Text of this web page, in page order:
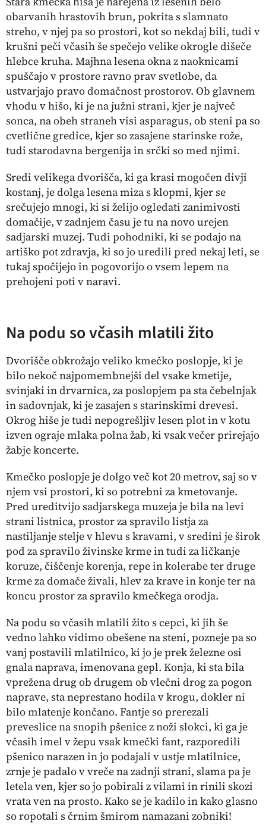
obarvanih hrastovih brun, pokrita s slamnato
streho, v njej pa so prostori, kot so nekdaj bili, tudi v
krušni peči včasih še spečejo velike okrogle dišeče
hlebce kruha. Majhna lesena okna z naoknicami
spuščajo v prostore ravno prav svetlobe, da
ustvarjajo pravo domačnost prostorov. Ob glavnem
vhodu v hišo, ki je na južni strani, kjer je največ
sonca, na obeh straneh visi asparagus, ob steni pa so
cvetlične gredice, kjer so zasajene starinske rože,
tudi starodavna bergenija in srčki so med njimi.
Sredi velikega dvorišča, ki ga krasi mogočen divji
kostanj, je dolga lesena miza s klopmi, kjer se
srečujejo mnogi, ki si želijo ogledati zanimivosti
domačije, v zadnjem času je tu na novo urejen
sadjarski muzej. Tudi pohodniki, ki se podajo na
artiško pot zdravja, ki so jo uredili pred nekaj leti, se
tukaj spočijejo in pogovorijo o vsem lepem na
prehojeni poti v naravi.
Na podu so včasih mlatili žito
Dvorišče obkrožajo veliko kmečko poslopje, ki je
bilo nekoč najpomembnejši del vsake kmetije,
svinjaki in drvarnica, za poslopjem pa sta čebelnjak
in sadovnjak, ki je zasajen s starinskimi drevesi.
Okrog hiše je tudi nepogrešljiv lesen plot in v kotu
izven ograje mlaka polna žab, ki vsak večer prirejajo
žabje koncerte.
Kmečko poslopje je dolgo več kot 20 metrov, saj so v
njem vsi prostori, ki so potrebni za kmetovanje.
Pred ureditvijo sadjarskega muzeja je bila na levi
strani listnica, prostor za spravilo listja za
nastiljanje stelje v hlevu s kravami, v sredini je širok
pod za spravilo živinske krme in tudi za ličkanje
koruze, čiščenje korenja, repe in kolerabe ter druge
krme za domače živali, hlev za krave in konje ter na
koncu prostor za spravilo kmečkega orodja.
Na podu so včasih mlatili žito s cepci, ki jih še
vedno lahko vidimo obešene na steni, pozneje pa so
vanj postavili mlatilnico, ki jo je prek železne osi
gnala naprava, imenovana gepl. Konja, ki sta bila
vprežena drug ob drugem ob vlečni drog za pogon
naprave, sta neprestano hodila v krogu, dokler ni
bilo mlatenje končano. Fantje so prerezali
preveslicena snopih pšenice z noži slokci, ki ga je
včasih imel v žepu vsak kmečki fant, razporedili
pšenico narazen in jo podajali v ustje mlatilnice,
zrnje je padalo v vreče na zadnji strani, slama pa je
letela ven, kjer so jo pobirali z vilami in rinili skozi
vrata ven na prosto. Kako se je kadilo in kako glasno
so ropotali s črnim šmirom namazani zobniki!